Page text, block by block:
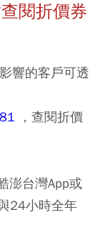
閱折價券
響的客戶可透
，查閱折價
澎台灣App或
24小時全年